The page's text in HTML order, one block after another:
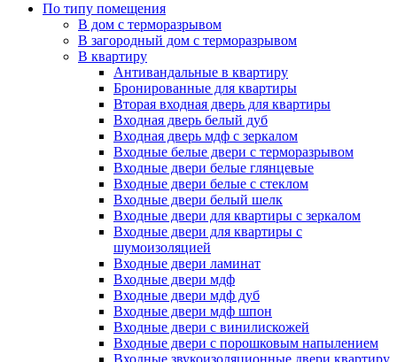
По типу помещения
В дом с терморазрывом
В загородный дом с терморазрывом
В квартиру
Антивандальные в квартиру
Бронированные для квартиры
Вторая входная дверь для квартиры
Входная дверь белый дуб
Входная дверь мдф с зеркалом
Входные белые двери с терморазрывом
Входные двери белые глянцевые
Входные двери белые с стеклом
Входные двери белый шелк
Входные двери для квартиры с зеркалом
Входные двери для квартиры с
шумоизоляцией
Входные двери ламинат
Входные двери мдф
Входные двери мдф дуб
Входные двери мдф шпон
Входные двери с винилискожей
Входные двери с порошковым напылением
Входные звукоизоляционные двери квартиру